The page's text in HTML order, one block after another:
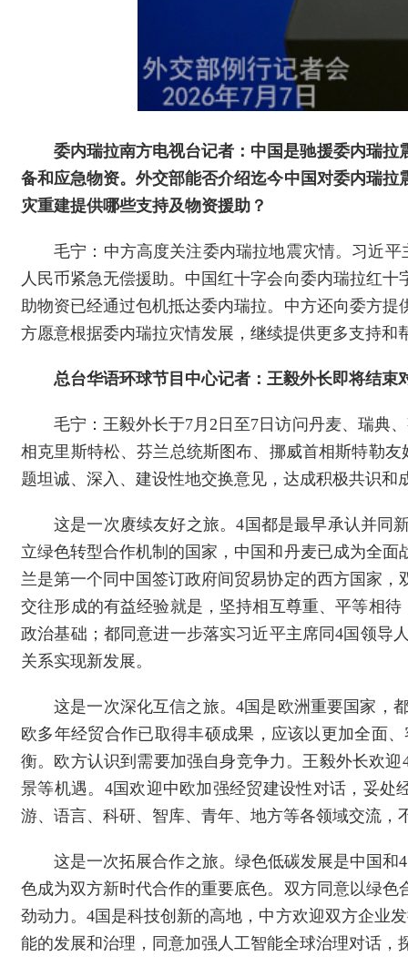
委内瑞拉南方电视台记者：中国是驰援委内瑞
备和应急物资。外交部能否介绍迄今中国对委内瑞
灾重建提供哪些支持及物资援助？
毛宁：中方高度关注委内瑞拉地震灾情。习近
人民币紧急无偿援助。中国红十字会向委内瑞拉红
助物资已经通过包机抵达委内瑞拉。中方还向委方
方愿意根据委内瑞拉灾情发展，继续提供更多支持和
总台华语环球节目中心记者：王毅外长即将结
毛宁：王毅外长于7月2日至7日访问丹麦、瑞典
相克里斯特松、芬兰总统斯图布、挪威首相斯特勒
题坦诚、深入、建设性地交换意见，达成积极共识和
这是一次赓续友好之旅。4国都是最早承认并同
立绿色转型合作机制的国家，中国和丹麦已成为全
兰是第一个同中国签订政府间贸易协定的西方国家
交往形成的有益经验就是，坚持相互尊重、平等相
政治基础；都同意进一步落实习近平主席同4国领导
关系实现新发展。
这是一次深化互信之旅。4国是欧洲重要国家，
欧多年经贸合作已取得丰硕成果，应该以更加全面
衡。欧方认识到需要加强自身竞争力。王毅外长欢
景等机遇。4国欢迎中欧加强经贸建设性对话，妥
游、语言、科研、智库、青年、地方等各领域交流，
这是一次拓展合作之旅。绿色低碳发展是中国
色成为双方新时代合作的重要底色。双方同意以绿
劲动力。4国是科技创新的高地，中方欢迎双方企业
能的发展和治理，同意加强人工智能全球治理对话